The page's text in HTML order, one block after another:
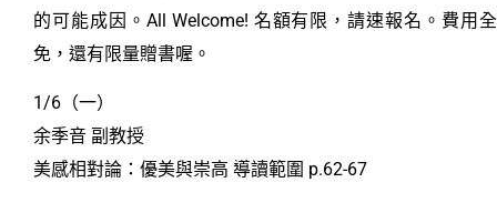
的可能成因。All Welcome! 名額有限，請速報名。費用全
免，還有限量贈書喔。
1/6（一）
余季音 副教授
美感相對論：優美與崇高 導讀範圍 p.62-67